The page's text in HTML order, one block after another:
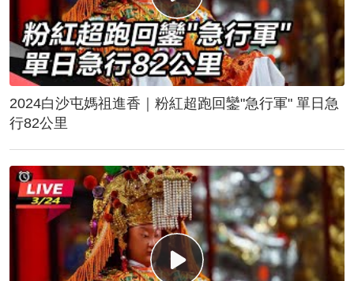
2024白沙屯媽祖進香｜粉紅超跑回鑾"急行軍" 單日急
行82公里